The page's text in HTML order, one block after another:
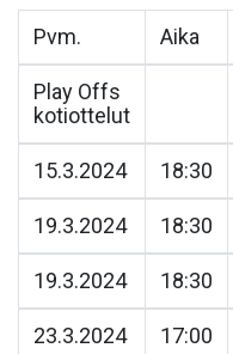
Pvm. Aika
Play Offs
kotiottelut
15.3.2024 18:30
19.3.2024 18:30
19.3.2024 18:30
23.3.2024 17:00